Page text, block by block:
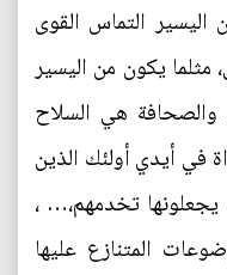
اليسير التماس القوى
مثلما يكون من اليسير
والصحافة هي السلاح
في أيدي أولئك الذين
تخدمهم،… ،
المتنازع عليها